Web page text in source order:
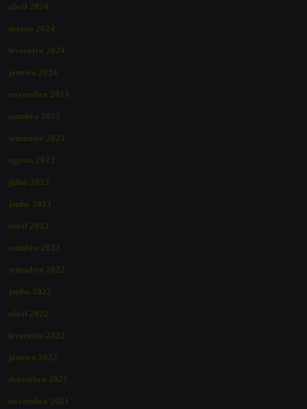
abril 2024
março 2024
fevereiro 2024
janeiro 2024
novembro 2023
outubro 2023
setembro 2023
agosto 2023
julho 2023
junho 2023
abril 2023
outubro 2022
setembro 2022
junho 2022
abril 2022
fevereiro 2022
janeiro 2022
dezembro 2021
novembro 2021